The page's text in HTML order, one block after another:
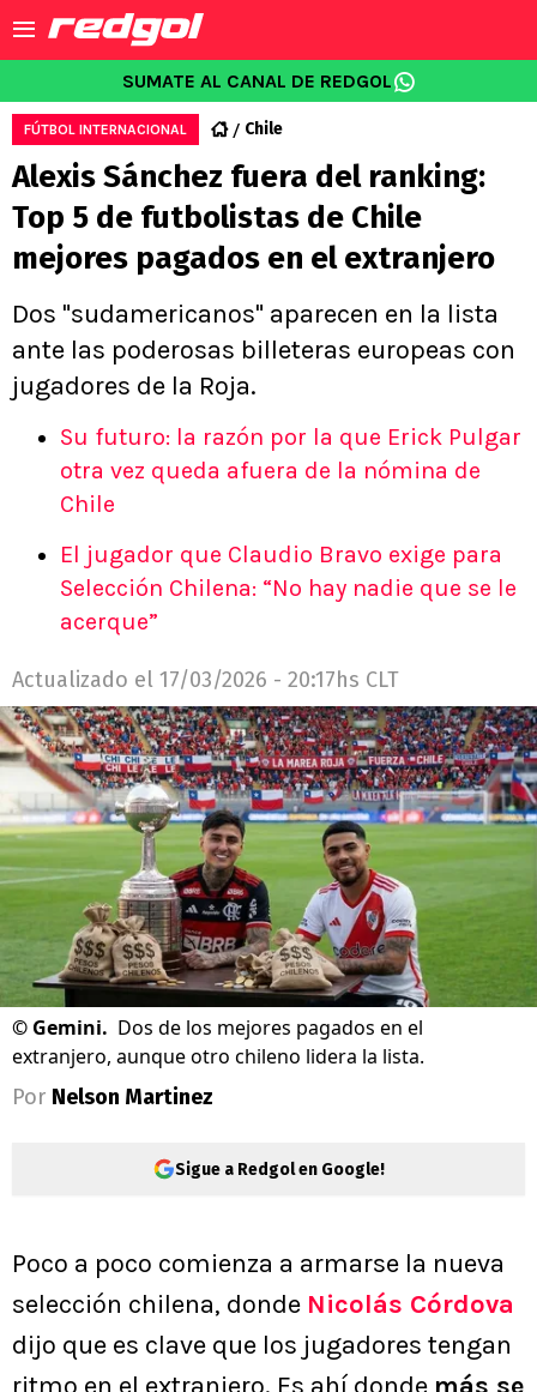
SUMATE AL CANAL DE REDGOL
FÚTBOL INTERNACIONAL Chile
Alexis Sánchez fuera del ranking:
Top 5 de futbolistas de Chile
mejores pagados en el extranjero
Dos "sudamericanos" aparecen en la lista
ante las poderosas billeteras europeas con
jugadores de la Roja.
Su futuro: la razón por la que Erick Pulgar
otra vez queda afuera de la nómina de
Chile
El jugador que Claudio Bravo exige para
Selección Chilena: “No hay nadie que se le
acerque”
Actualizado el 17/03/2026 - 20:17hs CLT
© Gemini. Dos de los mejores pagados en el
extranjero, aunque otro chileno lidera la lista.
Por Nelson Martinez
Sigue a Redgol en Google!
Poco a poco comienza a armarse la nueva
selección chilena, donde Nicolás Córdova
dijo que es clave que los jugadores tengan